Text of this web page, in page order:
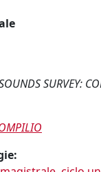
SURVEY: